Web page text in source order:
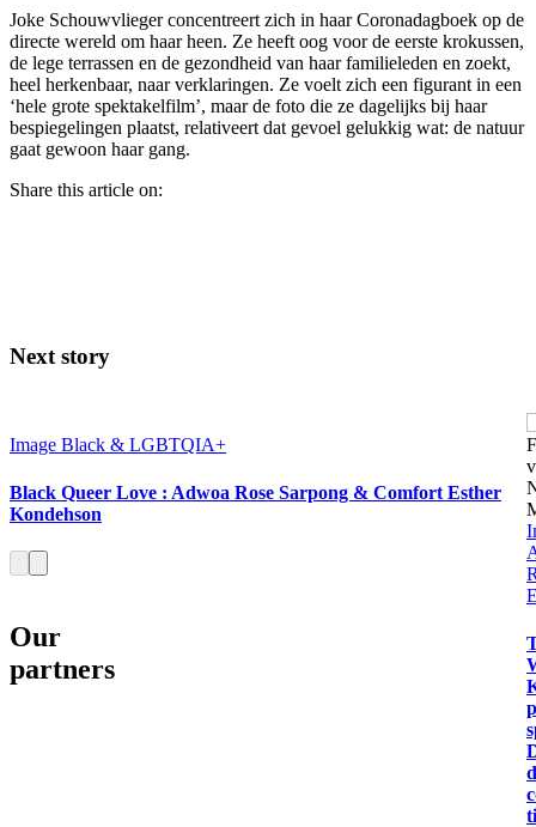
Joke Schouwvlieger concentreert zich in haar Coronadagboek op de
directe wereld om haar heen. Ze heeft oog voor de eerste krokussen,
de lege terrassen en de gezondheid van haar familieleden en zoekt,
heel herkenbaar, naar verklaringen. Ze voelt zich een figurant in een
‘hele grote spektakelfilm’, maar de foto die ze dagelijks bij haar
bespiegelingen plaatst, relativeert dat gevoel gelukkig wat: de natuur
gaat gewoon haar gang.
Share this article on:
Next story
Image Black & LGBTQIA+
Black Queer Love : Adwoa Rose Sarpong & Comfort Esther
Kondehson
Our
partners